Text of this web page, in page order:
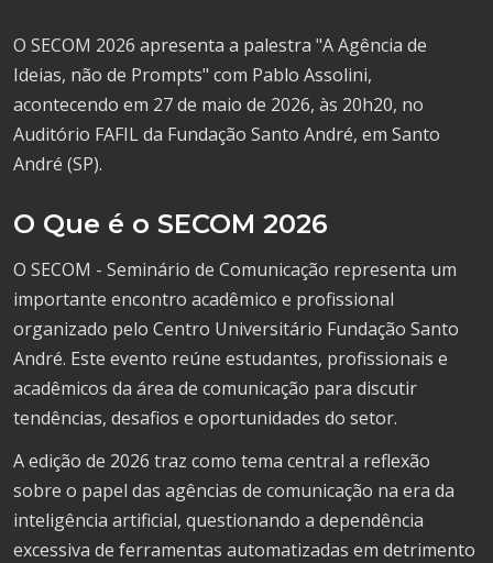
O SECOM 2026 apresenta a palestra "A Agência de
Ideias, não de Prompts" com Pablo Assolini,
acontecendo em 27 de maio de 2026, às 20h20, no
Auditório FAFIL da Fundação Santo André, em Santo
André (SP).
O Que é o SECOM 2026
O SECOM - Seminário de Comunicação representa um
importante encontro acadêmico e profissional
organizado pelo Centro Universitário Fundação Santo
André. Este evento reúne estudantes, profissionais e
acadêmicos da área de comunicação para discutir
tendências, desafios e oportunidades do setor.
A edição de 2026 traz como tema central a reflexão
sobre o papel das agências de comunicação na era da
inteligência artificial, questionando a dependência
excessiva de ferramentas automatizadas em detrimento